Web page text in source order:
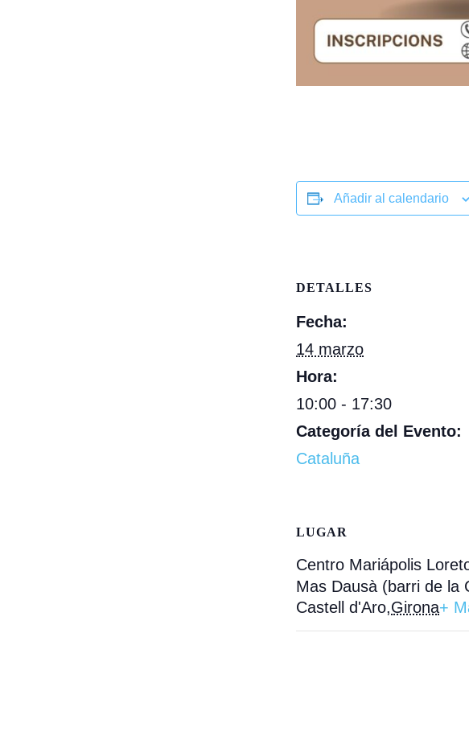
Añadir al calendario
DETALLES
Fecha:
14 marzo
Hora:
10:00 - 17:30
Categoría del Evento:
Cataluña
LUGAR
Centro Mariápolis
Mas Dausà (barri de la
Castell d'Aro,Girona+